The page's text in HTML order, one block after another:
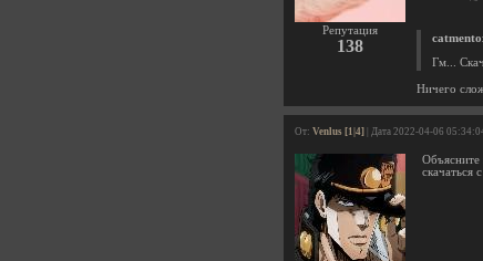
Репутация
138
Гм...
Ничего
От: Venlus [1|4] | Дата 2022-04-06
Объясните
скачаться